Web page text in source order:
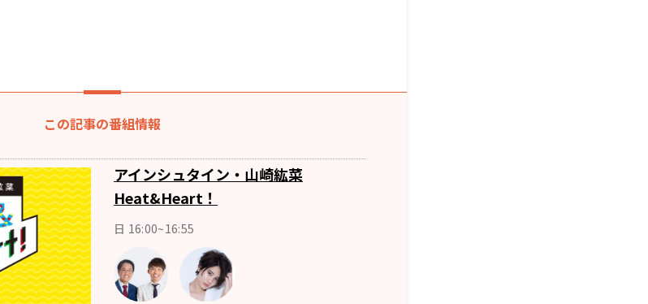
この記事の番組情報
アインシュタイン・山崎紘菜
Heat&Heart！
日 16:00~16:55